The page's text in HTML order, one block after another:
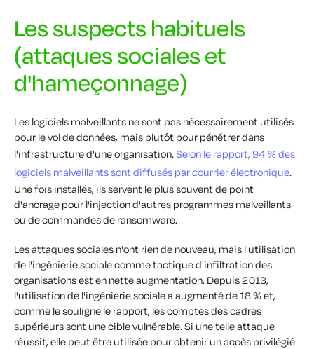
Les suspects habituels
(attaques sociales et
d'hameçonnage)
Les logiciels malveillants ne sont pas nécessairement utilisés
pour le vol de données, mais plutôt pour pénétrer dans
l'infrastructure d'une organisation.Selon le rapport, 94 % des
logiciels malveillants sont diffusés par courrier électronique.
Une fois installés, ils servent le plus souvent de point
d'ancrage pour l'injection d'autres programmes malveillants
ou de commandes de ransomware.
Les attaques sociales n'ont rien de nouveau, mais l'utilisation
de l'ingénierie sociale comme tactique d'infiltration des
organisations est en nette augmentation. Depuis 2013,
l'utilisation de l'ingénierie sociale a augmenté de 18 % et,
comme le souligne le rapport, les comptes des cadres
supérieurs sont une cible vulnérable. Si une telle attaque
réussit, elle peut être utilisée pour obtenir un accès privilégié